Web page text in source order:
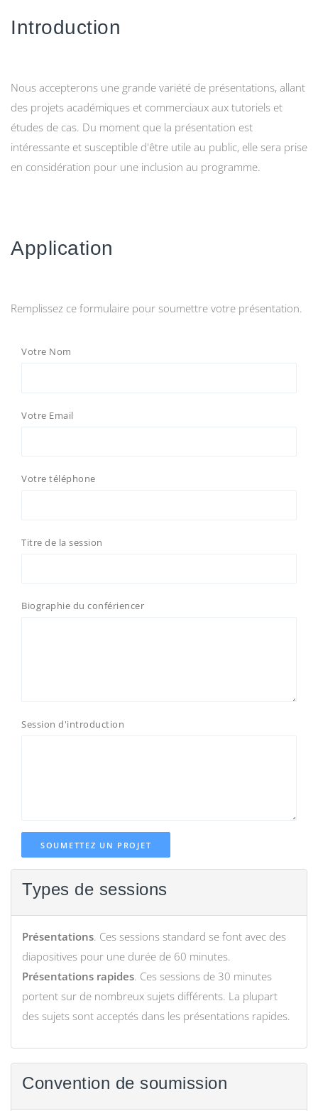
Introduction
Nous accepterons une grande variété de présentations, allant
des projets académiques et commerciaux aux tutoriels et
études de cas. Du moment que la présentation est
intéressante et susceptible d'être utile au public, elle sera prise
en considération pour une inclusion au programme.
Application
Remplissez ce formulaire pour soumettre votre présentation.
Votre Nom
Votre Email
Votre téléphone
Titre de la session
Biographie du confériencer
Session d'introduction
SOUMETTEZ UN PROJET
Types de sessions
Présentations. Ces sessions standard se font avec des
diapositives pour une durée de 60 minutes.
Présentations rapides. Ces sessions de 30 minutes
portent sur de nombreux sujets différents. La plupart
des sujets sont acceptés dans les présentations rapides.
Convention de soumission